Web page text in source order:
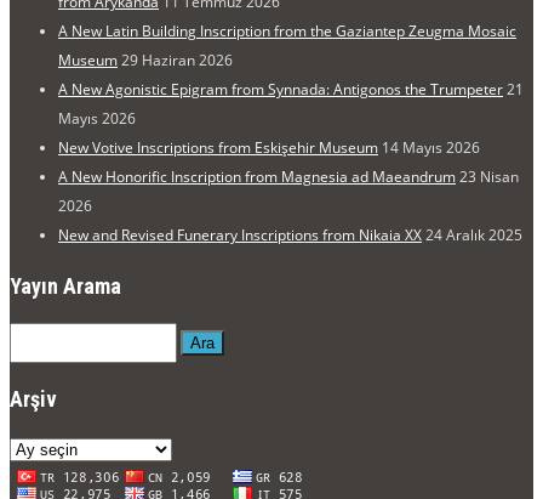
A New Latin Building Inscription from the Gaziantep Zeugma Mosaic
Museum29 Haziran 2026
A New Agonistic Epigram from Synnada: Antigonos the Trumpeter21
Mayıs 2026
New Votive Inscriptions from Eskişehir Museum 14 Mayıs 2026
A New Honorific Inscription from Magnesia ad Maeandrum23 Nisan
2026
New and Revised Funerary Inscriptions from Nikaia XX24 Aralık 2025
Yayın Arama
Ara
Arşiv
Arşiv